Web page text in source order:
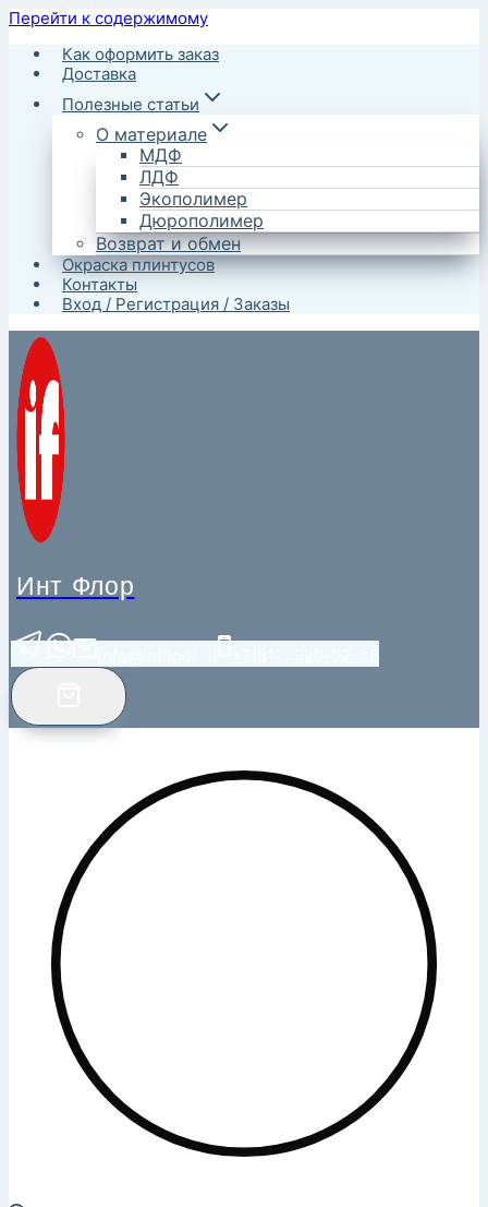
Перейти к содержимому
Как оформить заказ
Доставка
Полезные статьи
О материале
МДФ
ЛДФ
Экополимер
Дюрополимер
Возврат и обмен
Окраска плинтусов
Контакты
Вход / Регистрация / Заказы
Инт Флор